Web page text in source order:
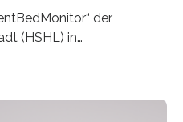
der
(HSHL) in
sind oder in ihrer